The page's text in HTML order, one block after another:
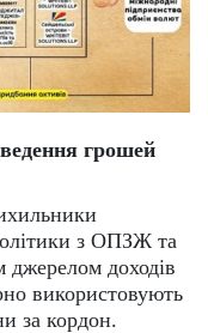
грошей
з ОПЗЖ та
джерелом доходів
використовують
за кордон.